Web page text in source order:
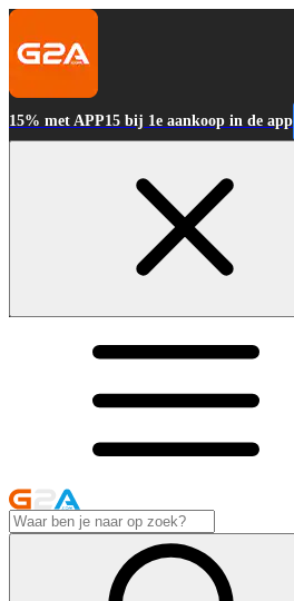
15% met APP15 bij 1e aankoop in de app